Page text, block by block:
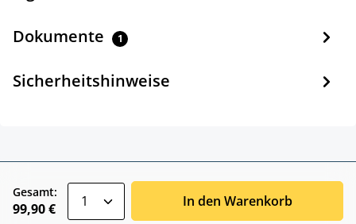
Dokumente 1
Sicherheitshinweise
Gesamt:
99,90 € In den Warenkorb